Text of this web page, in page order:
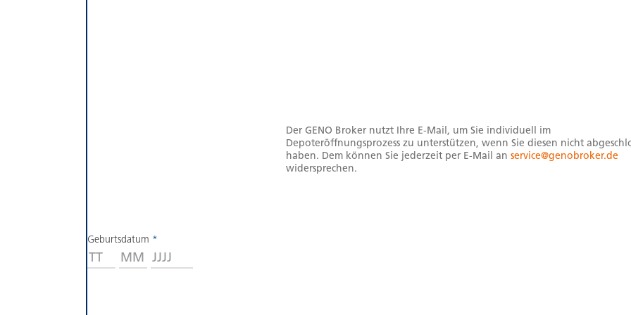
Der GENO Broker nutzt Ihre E-Mail, um Sie individuell im
Depoteröffnungsprozess zu unterstützen, wenn Sie diesen nicht
haben. Dem können Sie jederzeit per E-Mail an service@genobroker.de
widersprechen.
Geburtsdatum *
Tag MonatJahr